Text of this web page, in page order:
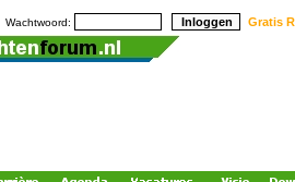
Wachtwoord: Gratis